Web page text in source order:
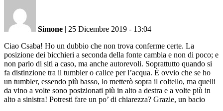
Simone | 25 Dicembre 2019 - 13:04
Ciao Csaba! Ho un dubbio che non trova conferme certe. La
posizione dei bicchieri a seconda della fonte cambia e non di poco; e
non parlo di siti a caso, ma anche autorevoli. Soprattutto quando si
fa distinzione tra il tumbler o calice per l’acqua. È ovvio che se ho
un tumbler, essendo più basso, lo metterò sopra il coltello, ma quelli
da vino a volte sono posizionati più in alto a destra e a volte più in
alto a sinistra! Potresti fare un po’ di chiarezza? Grazie, un bacio